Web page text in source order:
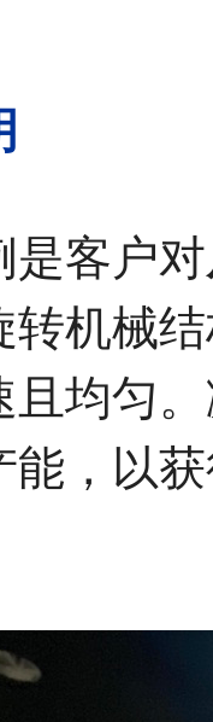
是客户对
转机械
且均匀
能，以